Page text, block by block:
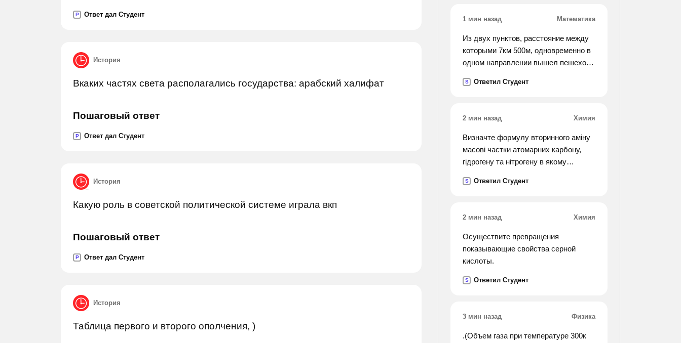
P Ответ дал Студент
История
Вкаких частях света располагались государства: арабский халифат
Пошаговый ответ
P Ответ дал Студент
История
Какую роль в советской политической системе играла вкп
Пошаговый ответ
P Ответ дал Студент
История
Таблица первого и второго ополчения, )
1 мин назад Математика
Из двух пунктов, расстояние между
которыми 7км 500м, одновременно в
одном направлении вышел пешеход
автобус. определить скорость
S Ответил Студент
2 мин назад Химия
Визначте формулу вторинного аміну
масові частки атомарних карбону,
гідрогену та нітрогену в якому
23,7 %.
S Ответил Студент
2 мин назад Химия
Осуществите превращения
показывающие свойства серной
кислоты.
S Ответил Студент
3 мин назад Физика
.(Объем газа при температуре 300к